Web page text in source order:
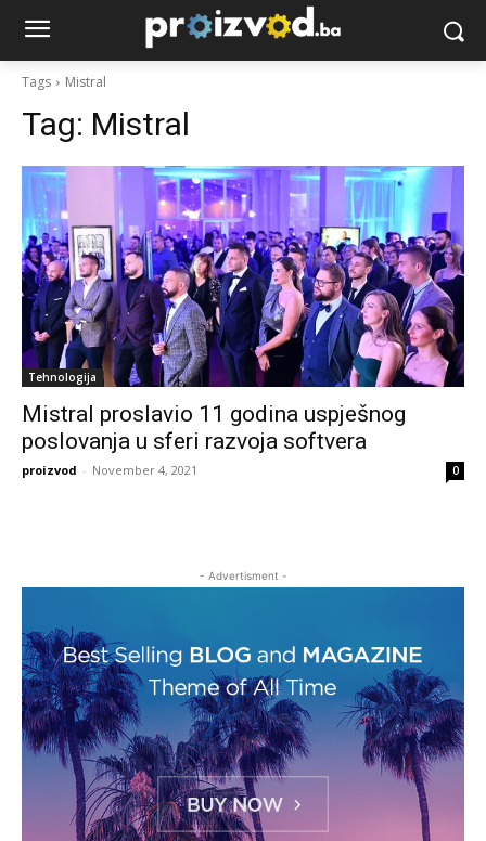
Tags Mistral
Tag: Mistral
Tehnologija
Mistral proslavio 11 godina uspješnog
poslovanja u sferi razvoja softvera
proizvod - November 4, 2021 0
- Advertisment -